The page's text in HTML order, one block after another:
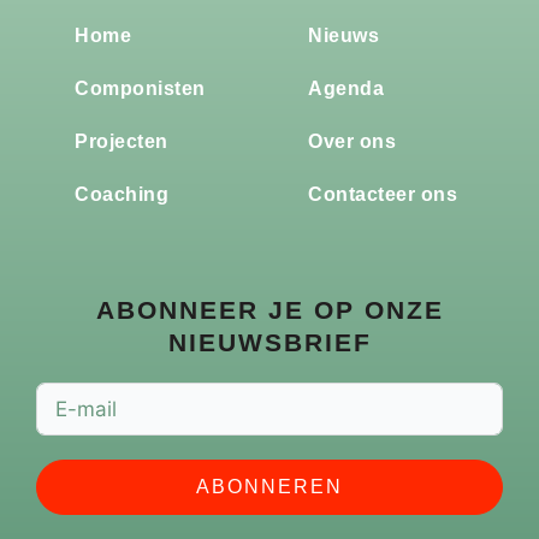
Home
Componisten
Projecten
Coaching
Nieuws
Agenda
Over ons
Contacteer ons
ABONNEER JE OP ONZE
NIEUWSBRIEF
ABONNEREN